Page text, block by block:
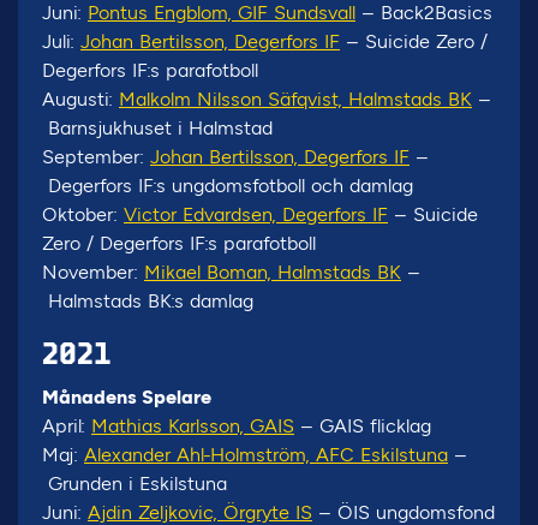
Juni: Pontus Engblom, GIF Sundsvall – Back2Basics
Juli: Johan Bertilsson, Degerfors IF – Suicide Zero /
Degerfors IF:s parafotboll
Augusti: Malkolm Nilsson Säfqvist, Halmstads BK –
Barnsjukhuset i Halmstad
September: Johan Bertilsson, Degerfors IF –
Degerfors IF:s ungdomsfotboll och damlag
Oktober: Victor Edvardsen, Degerfors IF – Suicide
Zero / Degerfors IF:s parafotboll
November: Mikael Boman, Halmstads BK –
Halmstads BK:s damlag
2021
Månadens Spelare
April: Mathias Karlsson, GAIS – GAIS flicklag
Maj: Alexander Ahl-Holmström, AFC Eskilstuna –
Grunden i Eskilstuna
Juni: Ajdin Zeljkovic, Örgryte IS – ÖIS ungdomsfond